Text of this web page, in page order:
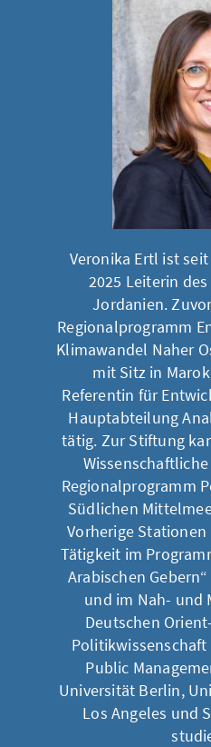
Veronika Ertl ist
2025 Leiterin
Jordanien.
Regionalprogramm
Klimawandel Naher
mit Sitz in
Referentin für
Hauptabteilung
tätig. Zur Stiftung
Regionalprogramm
Südlichen
Vorherige
Tätigkeit im
Arabischen
und im Nah- und
Deutschen
Public
Universität Berlin,
Los Angeles und